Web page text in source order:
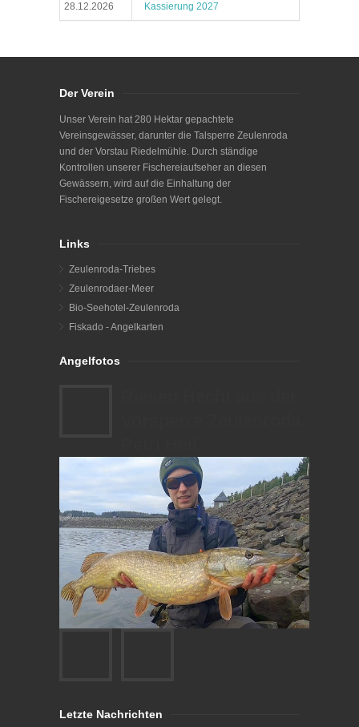
28.12.2026 Kassierung 2027
Der Verein
Unser Verein hat 280 Hektar gepachtete
Vereinsgewässer, darunter die Talsperre Zeulenroda
und der Vorstau Riedelmühle. Durch ständige
Kontrollen unserer Fischereiaufseher an diesen
Gewässern, wird auf die Einhaltung der
Fischereigesetze großen Wert gelegt.
Links
Zeulenroda-Triebes
Zeulenrodaer-Meer
Bio-Seehotel-Zeulenroda
Fiskado - Angelkarten
Angelfotos
Letzte Nachrichten